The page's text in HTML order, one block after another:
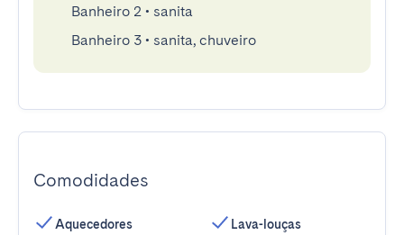
Banheiro 2 • sanita
Banheiro 3 • sanita, chuveiro
Comodidades
Aquecedores
Lava-louças